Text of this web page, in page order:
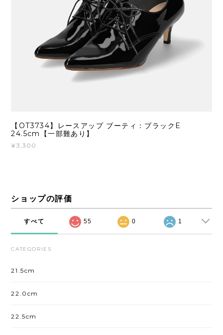
【OT3734】レースアップ ブーティ：ブラックE
24.5cm【一部難あり】
¥3,300
ショップの評価
すべて 55 0 1
CATEGORIES
21.5cm
22.0cm
22.5cm